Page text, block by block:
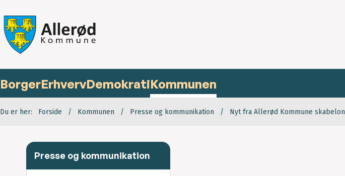
BorgerErhvervDemokratiKommunen
Du er her: Forside Kommunen Presse og kommunikation Nyt fra Allerød Kommune skabelon
Presse og kommunikation